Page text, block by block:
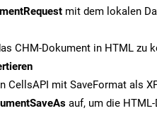
mit dem lokalen
CHM-Dokument in HTML zu
CellsAPI mit SaveFormat als
auf, um die